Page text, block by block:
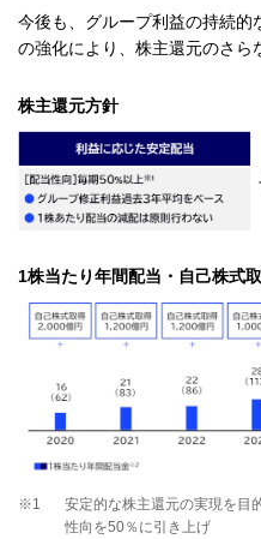
今後も、グループ利益の持続的
の強化により、株主還元のさら
株主還元方針
1株当たり年間配当・自己株式
※1
安定的な株主還元の実現を目
性向を50％に引き上げ